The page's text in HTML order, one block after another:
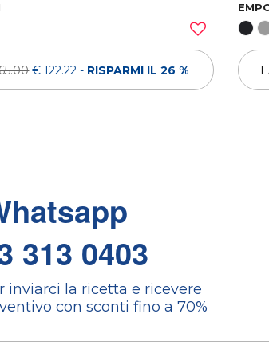
€ 122.22 - RISPARMI IL 26 %
313 0403
inviarci la ricetta e ricevere
con sconti fino a 70%